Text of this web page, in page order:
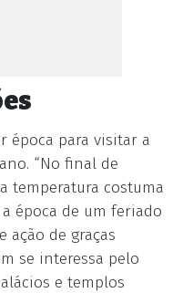
época para visitar a
“No final de
temperatura costuma
época de um feriado
ação de graças
se interessa pelo
e templos